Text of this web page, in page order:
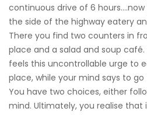
continuous drive of 6
the side of the highway eatery
There you find two counters in
place and a salad and soup
feels this uncontrollable urge to
place, while your mind says to
You have two choices, either
mind. Ultimately, you realise that